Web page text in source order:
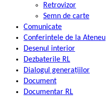
Retrovizor
Semn de carte
Comunicate
Conferintele de la Ateneu
Desenul interior
Dezbaterile RL
Dialogul generațiilor
Document
Documentar RL